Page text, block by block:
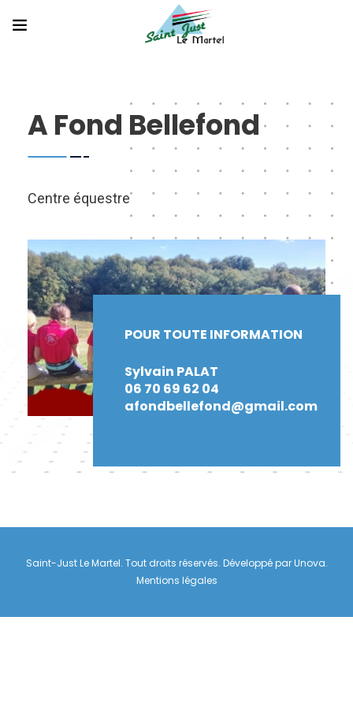
A Fond Bellefond
Centre équestre
POUR TOUTE INFORMATION
Sylvain PALAT
06 70 69 62 04
afondbellefond@gmail.com
Saint-Just Le Martel. Tout droits réservés. Développé parUnova.
Mentions légales